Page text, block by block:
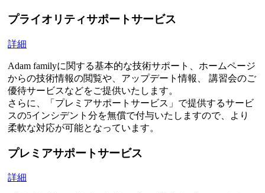
プライオリティサポートサービス
詳細
Adam familyに関する基本的な技術サポート、ホームページ
からの技術情報の閲覧や、アップデート情報、 講習会のご
優待サービスなどをご提供いたします。
さらに、「プレミアサポートサービス」で提供するサービ
スの5インシデント分を無償で付与いたしますので、より
柔軟な対応が可能となっています。
プレミアサポートサービス
詳細